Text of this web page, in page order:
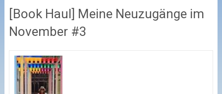
[Book Haul] Meine Neuzugänge im
November #3